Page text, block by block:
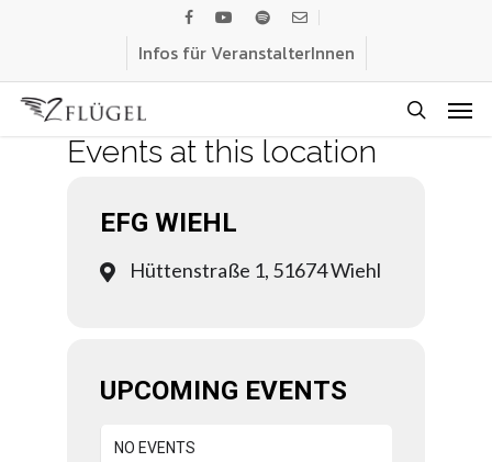
content
facebook
youtubespotifyemail
Infos für VeranstalterInnen
Events at this location
EFG WIEHL
Hüttenstraße 1, 51674 Wiehl
UPCOMING EVENTS
NO EVENTS